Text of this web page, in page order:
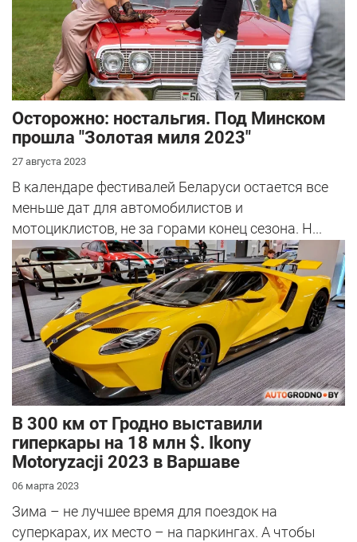
Осторожно: ностальгия. Под Минском
прошла "Золотая миля 2023"
27 августа 2023
В календаре фестивалей Беларуси остается все
меньше дат для автомобилистов и
мотоциклистов, не за горами конец сезона. Н...
В 300 км от Гродно выставили
гиперкары на 18 млн $. Ikony
Motoryzacji 2023 в Варшаве
06 марта 2023
Зима – не лучшее время для поездок на
суперкарах, их место – на паркингах. А чтобы